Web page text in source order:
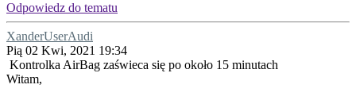
Odpowiedz do tematu
XanderUserAudi
Pią 02 Kwi, 2021 19:34
Kontrolka AirBag zaświeca się po około 15 minutach
Witam,